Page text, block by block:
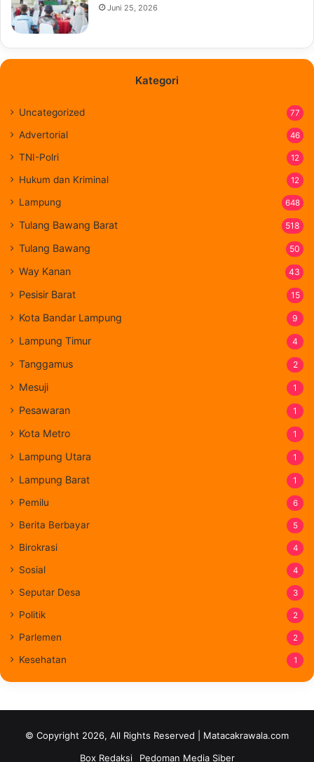
Juni 25, 2026
Kategori
Uncategorized 77
Advertorial 46
TNI-Polri 12
Hukum dan Kriminal 12
Lampung 648
Tulang Bawang Barat 518
Tulang Bawang 50
Way Kanan 43
Pesisir Barat 15
Kota Bandar Lampung 9
Lampung Timur 4
Tanggamus 2
Mesuji 1
Pesawaran 1
Kota Metro 1
Lampung Utara 1
Lampung Barat 1
Pemilu 6
Berita Berbayar 5
Birokrasi 4
Sosial 4
Seputar Desa 3
Politik 2
Parlemen 2
Kesehatan 1
© Copyright 2026, All Rights Reserved | Matacakrawala.com
Box Redaksi
Pedoman Media Siber